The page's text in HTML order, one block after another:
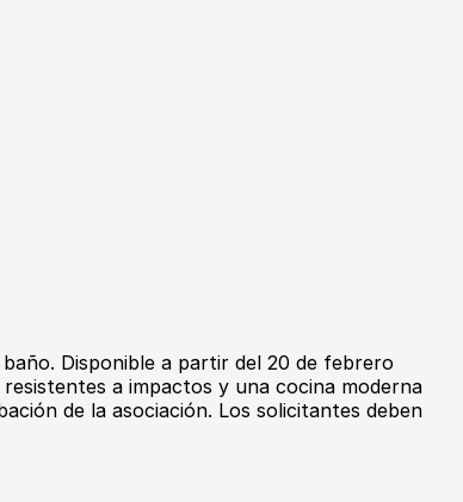
Disponible a partir del 20 de febrero
a impactos y una cocina moderna
de la asociación. Los solicitantes deben